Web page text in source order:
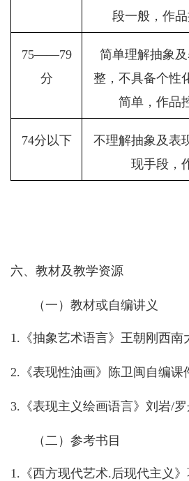
段一般，作
75——79
分
简单理解抽象
整，不具备个性
简单，作品
74分以下
不理解抽象及表
现手段，
六、教材及教学资源
（一）教材或自编讲义
1. 《抽象艺术语言》王朝刚西南
2. 《表现性油画》陈卫闽自编课
3. 《表现主义绘画语言》刘岩/
（二）参考书目
1. 《西方现代艺术.后现代主义